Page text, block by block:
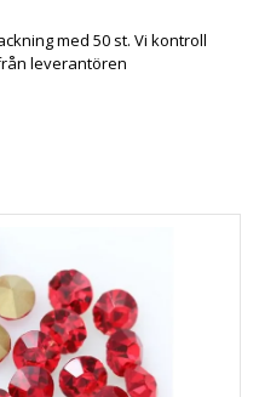
med 50 st. Vi kontroll
leverantören